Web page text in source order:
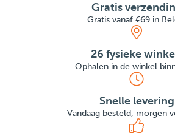
Gratis
Gratis vanaf €69 in
26 fysieke
Ophalen in de winkel
Snelle levering
Vandaag besteld, morgen